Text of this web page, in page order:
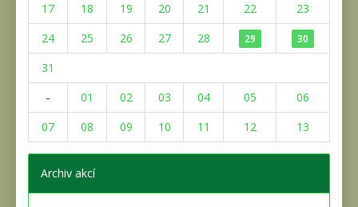
17
18 19 20 21 22
23
24
25 26 27 28 29 30
31
-
01 02 03 04 05
06
07
08 09 10 11 12 13
Archiv akcí